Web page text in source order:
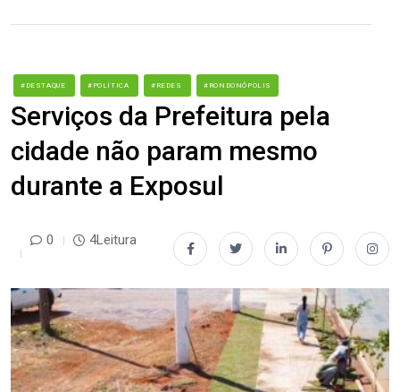
#DESTAQUE #POLÍTICA #REDES #RONDONÓPOLIS
Serviços da Prefeitura pela
cidade não param mesmo
durante a Exposul
0 4Leitura